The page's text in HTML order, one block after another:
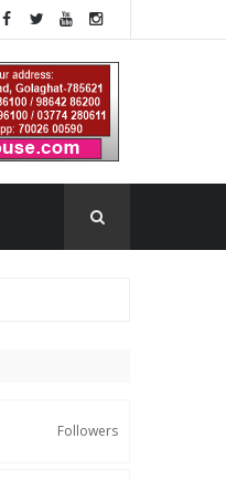
Followers